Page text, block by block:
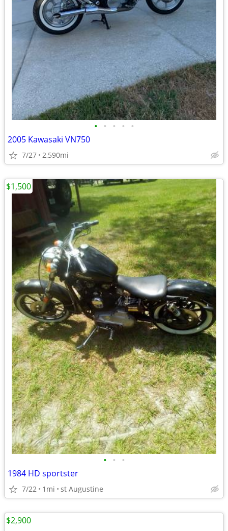
• • • • •
2005 Kawasaki VN750
7/27 2,590mi
• • •
1984 HD sportster
7/22 1mi st Augustine
$1,500
$2,900